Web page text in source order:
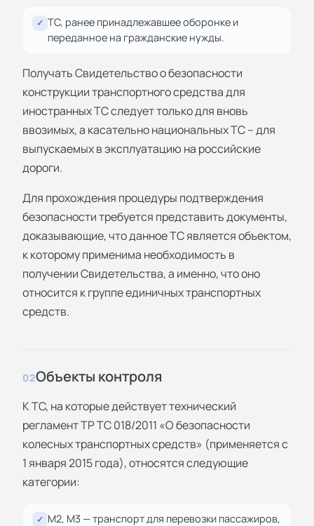
✓ ТС, ранее принадлежавшее оборонке и
переданное на гражданские нужды.
Получать Свидетельство о безопасности
конструкции транспортного средства для
иностранных ТС следует только для вновь
ввозимых, а касательно национальных ТС – для
выпускаемых в эксплуатацию на российские
дороги.
Для прохождения процедуры подтверждения
безопасности требуется представить документы,
доказывающие, что данное ТС является объектом,
к которому применима необходимость в
получении Свидетельства, а именно, что оно
относится к группе единичных транспортных
средств.
02Объекты контроля
К ТС, на которые действует технический
регламент ТР ТС 018/2011 «О безопасности
колесных транспортных средств» (применяется с
1 января 2015 года), относятся следующие
категории:
✓ М2, М3 — транспорт для перевозки пассажиров,